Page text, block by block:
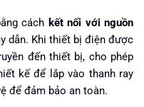
cách kết nối với nguồn
dẫn. Khi thiết bị điện được
đến thiết bị, cho phép
kế để lắp vào thanh ray
để đảm bảo an toàn.